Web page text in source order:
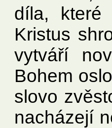
díla, které
Kristus
vytváří
Bohem
slovo
nacházejí